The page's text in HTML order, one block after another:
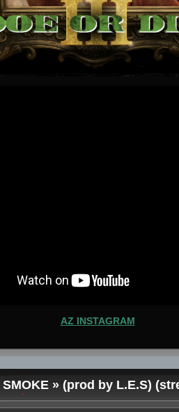
AZ INSTAGRAM
» (prod by L.E.S)